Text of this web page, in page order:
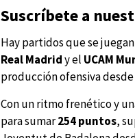
Suscríbete a
Hay partidos que se
Real Madridy el UCAM
producción ofensiva desde
Con un ritmo frenético y
para sumar254 puntos,